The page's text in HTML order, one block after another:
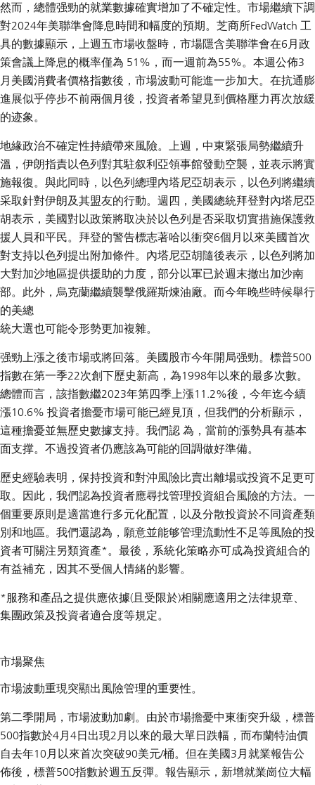
然而，總體强勁的就業數據確實增加了不確定性。市場繼續下調
對2024年美聯準會降息時間和幅度的預期。芝商所FedWatch 工
具的數據顯示，上週五市場收盤時，市場隱含美聯準會在6月政
策會議上降息的概率僅為 51%，而一週前為55%。本週公佈3
月美國消費者價格指數後，市場波動可能進一步加大。在抗通膨
進展似乎停步不前兩個月後，投資者希望見到價格壓力再次放緩
的迹象。
地緣政治不確定性持續帶來風險。上週，中東緊張局勢繼續升
溫，伊朗指責以色列對其駐叙利亞領事館發動空襲，並表示將實
施報復。與此同時，以色列總理內塔尼亞胡表示，以色列將繼續
采取針對伊朗及其盟友的行動。週四，美國總統拜登對內塔尼亞
胡表示，美國對以政策將取决於以色列是否采取切實措施保護救
援人員和平民。拜登的警告標志著哈以衝突6個月以來美國首次
對支持以色列提出附加條件。內塔尼亞胡隨後表示，以色列將加
大對加沙地區提供援助的力度，部分以軍已於週末撤出加沙南
部。此外，烏克蘭繼續襲擊俄羅斯煉油廠。而今年晚些時候舉行
的美總
統大選也可能令形勢更加複雜。
强勁上漲之後市場或將回落。美國股市今年開局强勁。標普500
指數在第一季22次創下歷史新高，為1998年以來的最多次數。
總體而言，該指數繼2023年第四季上漲11.2%後，今年迄今續
漲10.6% 投資者擔憂市場可能已經見頂，但我們的分析顯示，
這種擔憂並無歷史數據支持。我們認 為，當前的漲勢具有基本
面支撑。不過投資者仍應該為可能的回調做好準備。
歷史經驗表明，保持投資和對沖風險比賣出離場或投資不足更可
取。因此，我們認為投資者應尋找管理投資組合風險的方法。一
個重要原則是適當進行多元化配置，以及分散投資於不同資產類
別和地區。我們還認為，願意並能够管理流動性不足等風險的投
資者可關注另類資產*。最後，系統化策略亦可成為投資組合的
有益補充，因其不受個人情緒的影響。
*服務和產品之提供應依據(且受限於)相關應適用之法律規章、
集團政策及投資者適合度等規定。
市場聚焦
市場波動重現突顯出風險管理的重要性。
第二季開局，市場波動加劇。由於市場擔憂中東衝突升級，標普
500指數於4月4日出現2月以來的最大單日跌幅，而布蘭特油價
自去年10月以來首次突破90美元/桶。但在美國3月就業報告公
佈後，標普500指數於週五反彈。報告顯示，新增就業崗位大幅